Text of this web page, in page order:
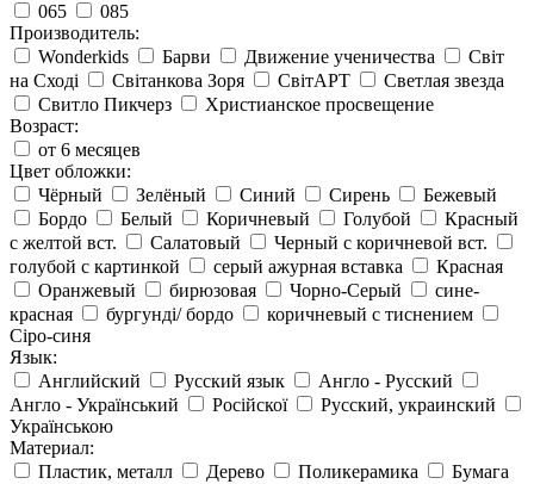
065
085
Производитель:
Wonderkids
Барви Движение ученичества
Світ
на Сході
Світанкова Зоря СвітАРТ
Светлая звезда
Свитло Пикчерз
Христианское просвещение
Возраст:
от 6 месяцев
Цвет обложки:
Чёрный
Зелёный Синий Сирень
Бежевый
Бордо
Белый Коричневый Голубой
Красный
с желтой вст.
Салатовый
Черный с коричневой вст.
голубой с картинкой
серый ажурная вставка
Красная
Оранжевый
бирюзовая Чорно-Серый
сине-
красная
бургунді/ бордо
коричневый с тиснением
Сіро-синя
Язык:
Английский
Русский язык
Англо - Русский
Англо - Український
Російскої
Русский, украинский
Українською
Материал:
Пластик, металл
Дерево Поликерамика
Бумага